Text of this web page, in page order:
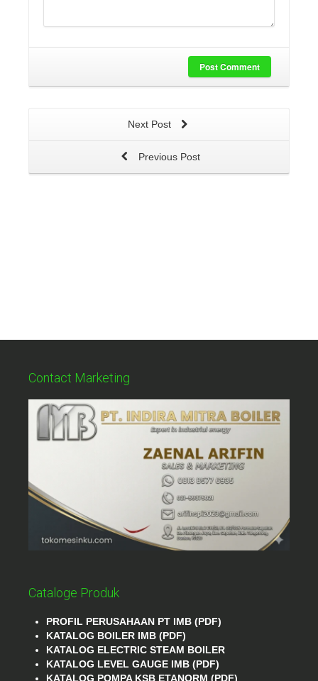
Post Comment
Next Post
Previous Post
Contact Marketing
Cataloge Produk
PROFIL PERUSAHAAN PT IMB (PDF)
KATALOG BOILER IMB (PDF)
KATALOG ELECTRIC STEAM BOILER
KATALOG LEVEL GAUGE IMB (PDF)
KATALOG POMPA KSB ETANORM (PDF)